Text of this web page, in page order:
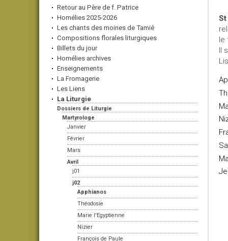
Retour au Père de f. Patrice
Homélies 2025-2026
Les chants des moines de Tamié
Compositions florales liturgiques
Billets du jour
Homélies archives
Enseignements
La Fromagerie
Les Liens
La Liturgie
Dossiers de Liturgie
Martyrologe
Janvier
Février
Mars
Avril
j01
j02
Apphianos
Théodosie
Marie l'Egyptienne
Nizier
François de Paule
St
le
Il